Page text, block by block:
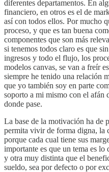
diferentes departamentos. En
financiero, en otros es el de
así con todos ellos. Por mucho
proceso, y que es tan buena
componentes que son más
si tenemos todos claro es que
ingresos y todo el flujo, los
modelos canvas, se van a freír
siempre he tenido una relación
que yo también soy en parte
soporto a mi mismo con el afán
donde pase.
La base de la motivación ha de
permita vivir de forma digna, la
porque cada cual tiene sus
importante es que un tema es
y otra muy distinta que el
sueldo, sea por defecto o por